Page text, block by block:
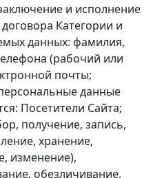
и исполнение
Категории и
данных: фамилия,
(рабочий или
почты;
данные
Посетители Сайта;
получение, запись,
хранение,
изменение),
обезличивание,